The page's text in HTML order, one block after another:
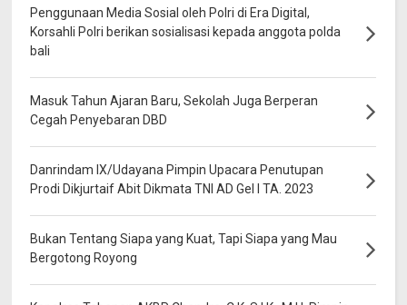
Penggunaan Media Sosial oleh Polri di Era Digital,
Korsahli Polri berikan sosialisasi kepada anggota polda
bali
Masuk Tahun Ajaran Baru, Sekolah Juga Berperan
Cegah Penyebaran DBD
Danrindam IX/Udayana Pimpin Upacara Penutupan
Prodi Dikjurtaif Abit Dikmata TNI AD Gel I TA. 2023
Bukan Tentang Siapa yang Kuat, Tapi Siapa yang Mau
Bergotong Royong